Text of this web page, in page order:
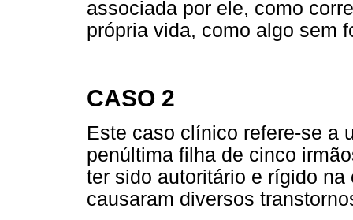
associada por ele, como
própria vida, como algo sem
CASO 2
Este caso clínico refere-se a
penúltima filha de cinco
ter sido autoritário e rígido
causaram diversos